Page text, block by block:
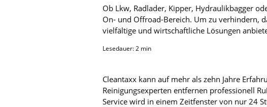
Ob Lkw, Radlader, Kipper, Hydraulikbagger
On- und Offroad-Bereich. Um zu verhindern,
vielfältige und wirtschaftliche Lösungen
Lesedauer:2 min
Cleantaxx kann auf mehr als zehn Jahre
Reinigungsexperten entfernen professionell
Service wird in einem Zeitfenster von nur 24